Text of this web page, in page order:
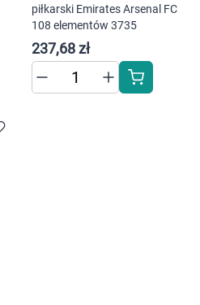
piłkarski Emirates Arsenal FC
108 elementów 3735
237,68 zł